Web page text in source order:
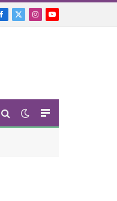
Facebook
X
Instagram
YouTube